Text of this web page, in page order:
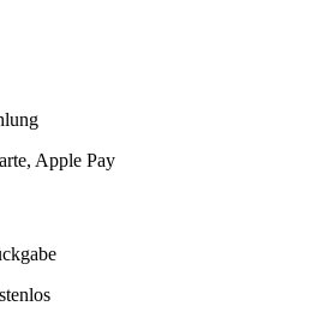
Apple Pay